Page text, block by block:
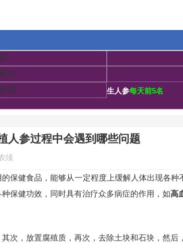
法
闻
生人参每天前5名
人参过程中会遇到哪些问题
须
保健食品，能够从一定程度上缓解人体出现各种
保健功效，同时具有治疗众多病症的作用，如高
次，放置腐殖质，再次，去除土块和石块，然后